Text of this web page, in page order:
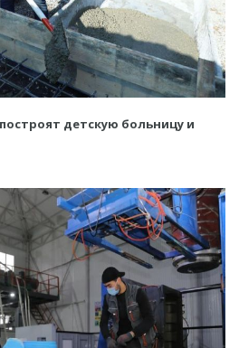
детскую больницу и